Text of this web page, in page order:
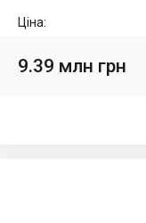
Ціна:
9.39 млн грн